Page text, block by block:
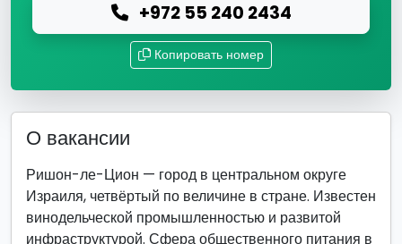
+972 55 240 2434
Копировать номер
О вакансии
Ришон-ле-Цион — город в центральном округе
Израиля, четвёртый по величине в стране. Известен
винодельческой промышленностью и развитой
инфраструктурой. Сфера общественного питания в